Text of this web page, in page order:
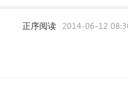
正序阅读 2014-06-12